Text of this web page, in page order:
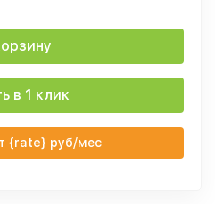
в 1 клик
{rate} руб/мес